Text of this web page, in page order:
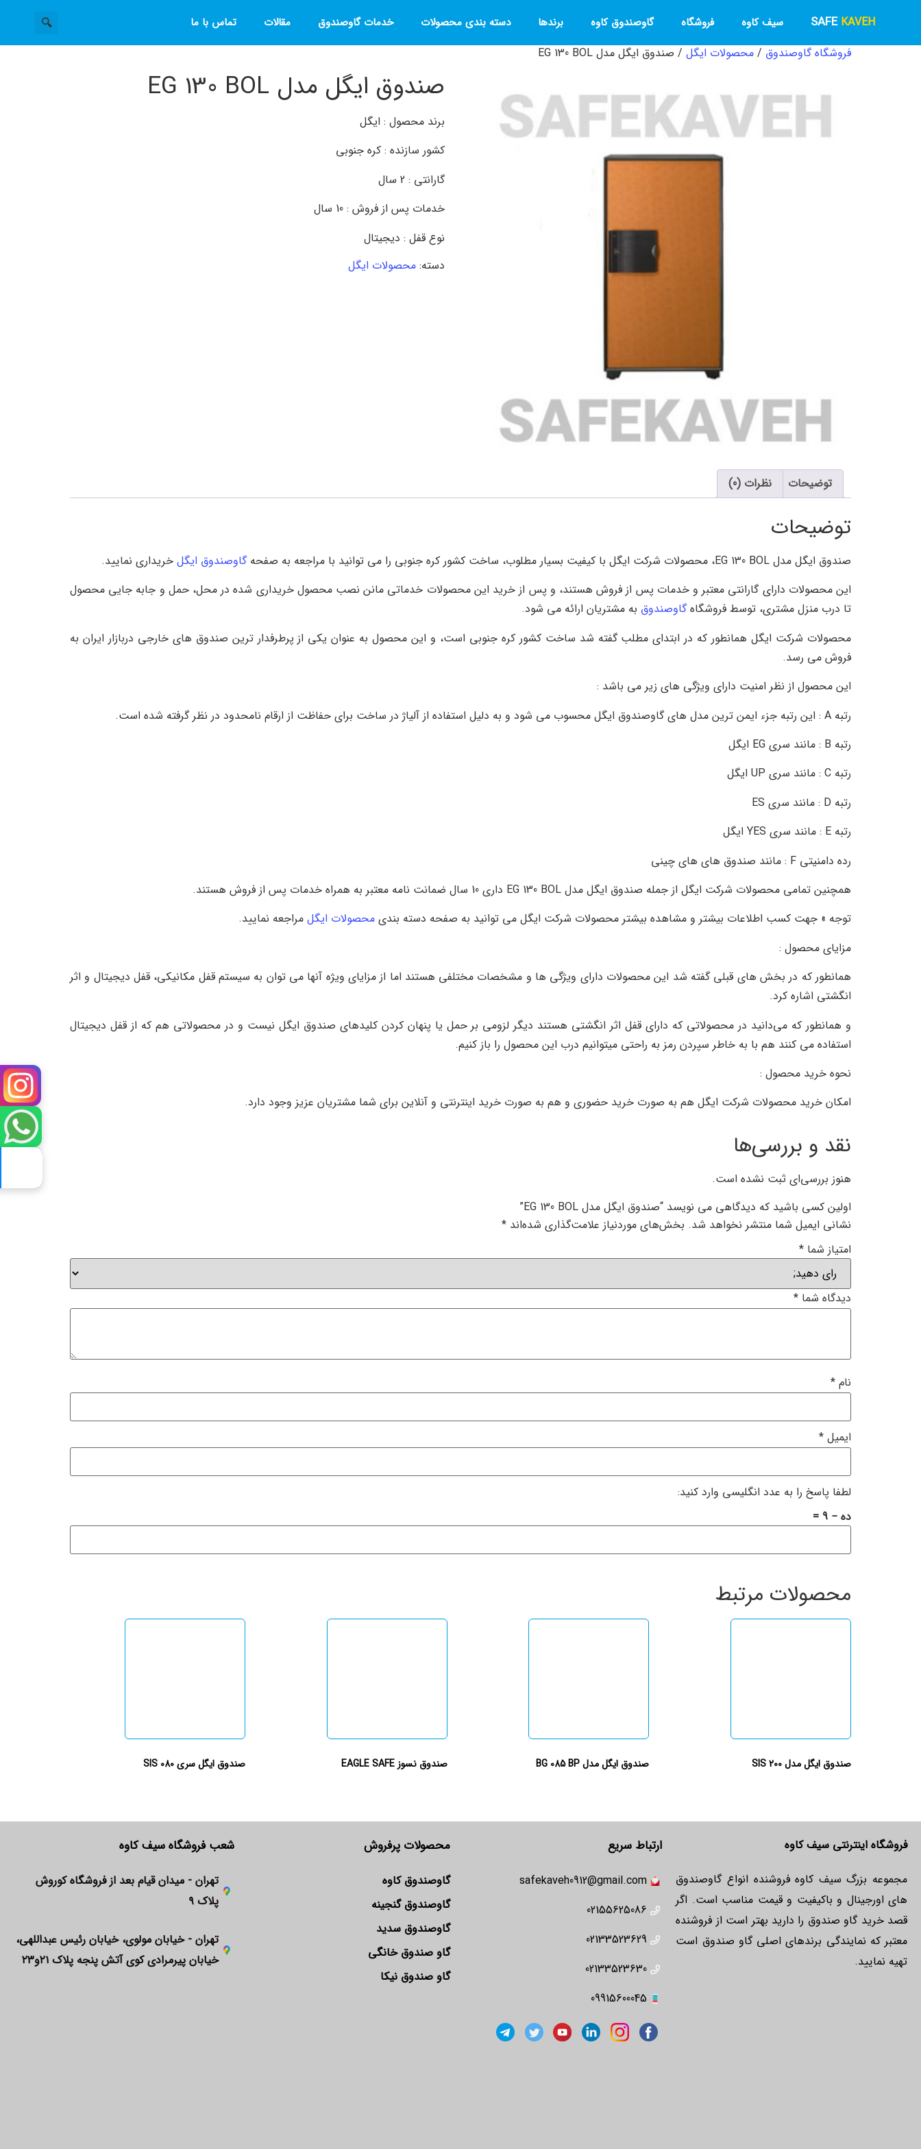
SAFE KAVEH سیف کاوه فروشگاه گاوصندوق کاوه برندها دسته بندی محصولات خدمات گاوصندوق مقالات تماس با ما
فروشگاه گاوصندوق / محصولات ایگل / صندوق ایگل مدل EG 130 BOL
صندوق ایگل مدل EG 130 BOL
برند محصول : ایگل
کشور سازنده : کره جنوبی
گارانتی : 2 سال
خدمات پس از فروش : 10 سال
نوع قفل : دیجیتال
دسته: محصولات ایگل
توضیحات نظرات (0)
توضیحات
صندوق ایگل مدل EG 130 BOL، محصولات شرکت ایگل با کیفیت بسیار مطلوب، ساخت کشور کره جنوبی را می توانید با مراجعه به صفحه گاوصندوق ایگل خریداری نمایید.
این محصولات دارای گارانتی معتبر و خدمات پس از فروش هستند، و پس از خرید این محصولات خدماتی مانن نصب محصول خریداری شده در محل، حمل و جابه جایی محصول
تا درب منزل مشتری، توسط فروشگاهگاوصندوق به مشتریان ارائه می شود.
محصولات شرکت ایگل همانطور که در ابتدای مطلب گفته شد ساخت کشور کره جنوبی است، و این محصول به عنوان یکی از پرطرفدار ترین صندوق های خارجی دربازار ایران به
فروش می رسد.
این محصول از نظر امنیت دارای ویژگی های زیر می باشد :
رتبه A : این رتبه جزء ایمن ترین مدل های گاوصندوق ایگل محسوب می شود و به دلیل استفاده از آلیاژ در ساخت برای حفاظت از ارقام نامحدود در نظر گرفته شده است.
رتبه B : مانند سری EG ایگل
رتبه C : مانند سری UP ایگل
رتبه D : مانند سری ES
رتبه E : مانند سری YES ایگل
رده دامنیتی F : مانند صندوق های های چینی
همچنین تمامی محصولات شرکت ایگل از جمله صندوق ایگل مدل EG 130 BOL داری 10 سال ضمانت نامه معتبر به همراه خدمات پس از فروش هستند.
توجه » جهت کسب اطلاعات بیشتر و مشاهده بیشتر محصولات شرکت ایگل می توانید به صفحه دسته بندی محصولات ایگل مراجعه نمایید.
مزایای محصول :
همانطور که در بخش های قبلی گفته شد این محصولات دارای ویژگی ها و مشخصات مختلفی هستند اما از مزایای ویژه آنها می توان به سیستم قفل مکانیکی، قفل دیجیتال و اثر
انگشتی اشاره کرد.
و همانطور که می‌دانید در محصولاتی که دارای قفل اثر انگشتی هستند دیگر لزومی بر حمل یا پنهان کردن کلیدهای صندوق ایگل نیست و در محصولاتی هم که از قفل دیجیتال
استفاده می کنند هم با به خاطر سپردن رمز به راحتی میتوانیم درب این محصول را باز کنیم.
نحوه خرید محصول :
امکان خرید محصولات شرکت ایگل هم به صورت خرید حضوری و هم به صورت خرید اینترنتی و آنلاین برای شما مشتریان عزیز وجود دارد.
نقد و بررسی‌ها
هنوز بررسی‌ای ثبت نشده است.
اولین کسی باشید که دیدگاهی می نویسد “صندوق ایگل مدل EG 130 BOL”
نشانی ایمیل شما منتشر نخواهد شد. بخش‌های موردنیاز علامت‌گذاری شده‌اند *
امتیاز شما *
دیدگاه شما *
نام *
ایمیل *
لطفا پاسخ را به عدد انگلیسی وارد کنید:
ده − 9 =
محصولات مرتبط
صندوق ایگل مدل 200 SIS صندوق ایگل مدل BG 085 BP صندوق نسوز EAGLE SAFE صندوق ایگل سری 080 SIS
فروشگاه اینترنتی سیف کاوه
مجموعه بزرگ سیف کاوه فروشنده انواع گاوصندوق
های اورجینال و باکیفیت و قیمت مناسب است. اگر
قصد خرید گاو صندوق را دارید بهتر است از فروشنده
معتبر که نمایندگی برندهای اصلی گاو صندوق است
تهیه نمایید.
ارتباط سریع
safekaveh0912@gmail.com
02155625086
02133523629
02133523630
09915600045
محصولات پرفروش
گاوصندوق کاوه
گاوصندوق گنجینه
گاوصندوق سدید
گاو صندوق خانگی
گاو صندوق نیکا
شعب فروشگاه سیف کاوه
تهران - میدان قیام بعد از فروشگاه کوروش
پلاک ۹
تهران - خیابان مولوی، خیابان رئیس عبداللهی،
خیابان پیرمرادی کوی آتش پنجه پلاک ۲۱و۲۳